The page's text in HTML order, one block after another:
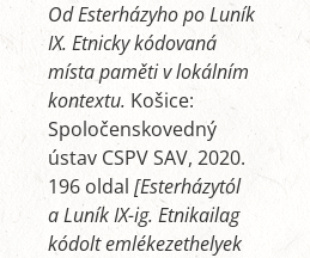
Od Esterházyho po Luník
IX. Etnicky kódovaná
místa paměti v lokálním
kontextu. Košice:
Spoločenskovedný
ústav CSPV SAV, 2020.
196 oldal [Esterházytól
a Luník IX-ig. Etnikailag
kódolt emlékezethelyek